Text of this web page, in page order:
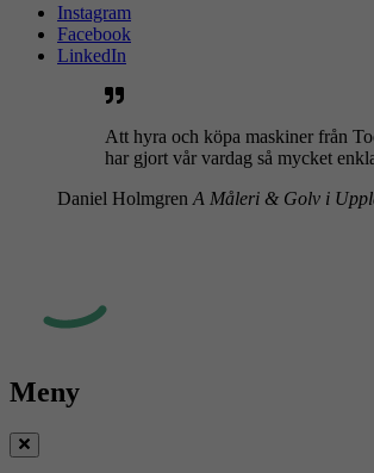
Instagram
Facebook
LinkedIn
Att hyra och köpa maskiner från
har gjort vår vardag så mycket
Daniel Holmgren A Måleri & Golv i
Meny
Stäng